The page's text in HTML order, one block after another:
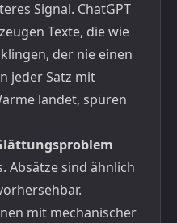
Signal. ChatGPT
Texte, die wie
der nie einen
jeder Satz mit
landet, spüren
Absätze sind ähnlich
mit mechanischer